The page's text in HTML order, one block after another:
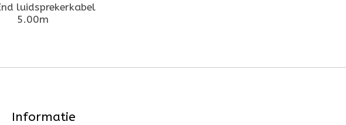
luidsprekerkabel
5.00m
Informatie